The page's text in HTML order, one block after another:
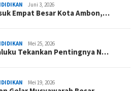
Juni 3, 2026
Empat Besar Kota Ambon,…
Mei 25, 2026
Tekankan Pentingnya N…
Mei 19, 2026